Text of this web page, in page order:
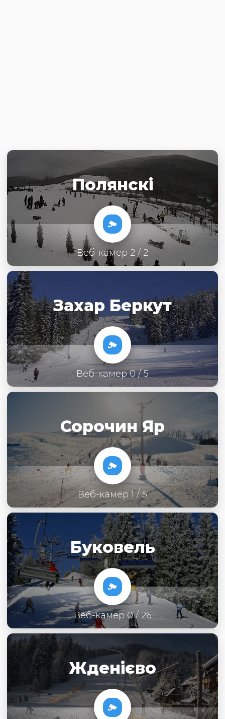
Полянскі
Веб-камер 2 / 2
Захар Беркут
Веб-камер 0 / 5
Сорочин Яр
Веб-камер 1 / 5
Буковель
Веб-камер 0 / 26
Жденієво